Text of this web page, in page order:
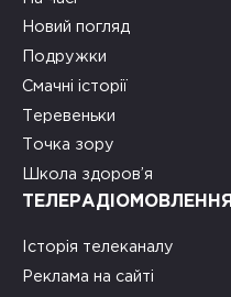
Новий погляд
Подружки
Смачні історії
Теревеньки
Точка зору
Школа здоров’я
ТЕЛЕРАДІОМОВЛЕННЯ
Історія телеканалу
Реклама на сайті